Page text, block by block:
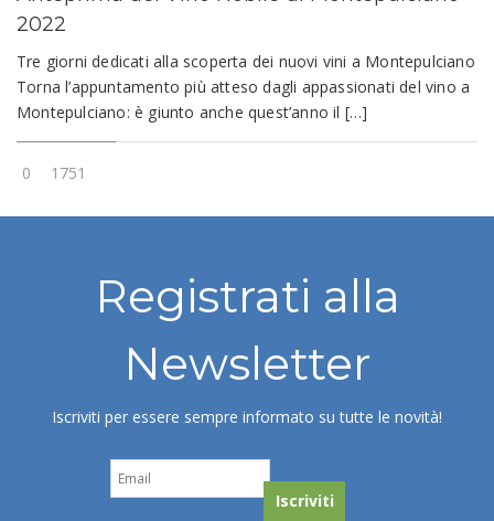
2022
Tre giorni dedicati alla scoperta dei nuovi vini a Montepulciano
Torna l’appuntamento più atteso dagli appassionati del vino a
Montepulciano: è giunto anche quest’anno il […]
0 1751
Registrati alla
Newsletter
Iscriviti per essere sempre informato su tutte le novità!